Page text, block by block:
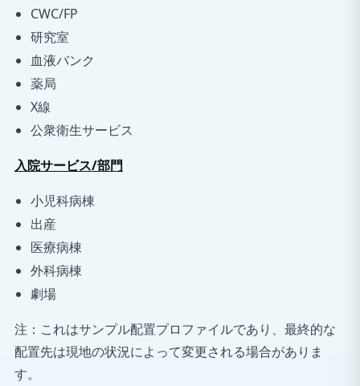
CWC/FP
研究室
血液バンク
薬局
X線
公衆衛生サービス
入院サービス/部門
小児科病棟
出産
医療病棟
外科病棟
劇場
注：これはサンプル配置プロファイルであり、最終的な
配置先は現地の状況によって変更される場合がありま
す。